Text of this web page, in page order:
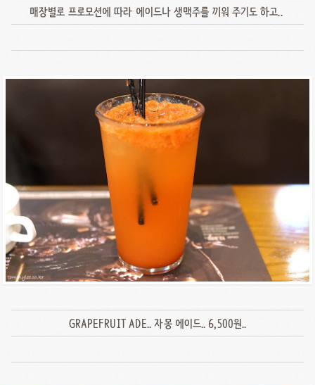
매장별로 프로모션에 따라 에이드나 생맥주를 끼워 주기도 하고..
GRAPEFRUIT ADE.. 자몽 에이드.. 6,500원..